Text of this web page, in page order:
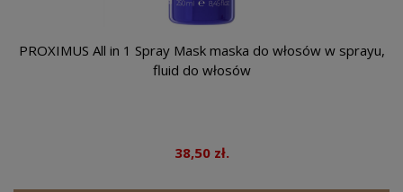
PROXIMUS All in 1 Spray Mask maska do włosów w sprayu,
fluid do włosów
38,50 zł.